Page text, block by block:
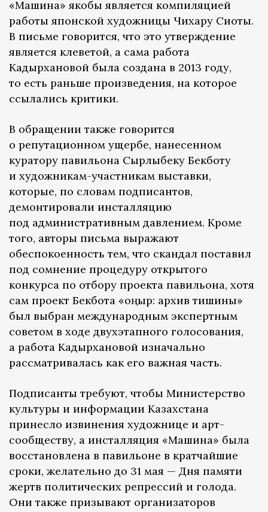
«Машина» якобы является компиляцией
работы японской художницы Чихару Сиоты.
В письме говорится, что это утверждение
является клеветой, а сама работа
Кадырхановой была создана в 2013 году,
то есть раньше произведения, на которое
ссылались критики.
В обращении также говорится
о репутационном ущербе, нанесенном
куратору павильона Сырлыбеку Бекботу
и художникам-участникам выставки,
которые, по словам подписантов,
демонтировали инсталляцию
под административным давлением. Кроме
того, авторы письма выражают
обеспокоенность тем, что скандал поставил
под сомнение процедуру открытого
конкурса по отбору проекта павильона, хотя
сам проект Бекбота «Қоңыр: архив тишины»
был выбран международным экспертным
советом в ходе двухэтапного голосования,
а работа Кадырхановой изначально
рассматривалась как его важная часть.
Подписанты требуют, чтобы Министерство
культуры и информации Казахстана
принесло извинения художнице и арт-
сообществу, а инсталляция «Машина» была
восстановлена в павильоне в кратчайшие
сроки, желательно до 31 мая — Дня памяти
жертв политических репрессий и голода.
Они также призывают организаторов